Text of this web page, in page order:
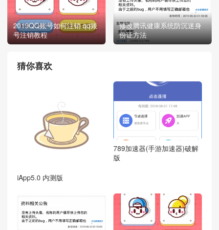
2019QQ账号如何注销 qq账
号注销教程
修改腾讯健康系统防沉迷身
份证方法
猜你喜欢
iApp5.0 内测版
789加速器(手游加速器)破解
版